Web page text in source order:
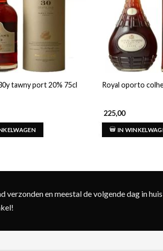
tawny port 20% 75cl Royal oporto
225,00
IN
verzonden en meestal de volgende dag in